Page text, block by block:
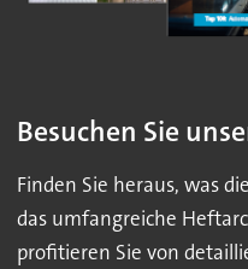
Besuchen Sie
Finden Sie heraus, was
das umfangreiche
profitieren Sie von